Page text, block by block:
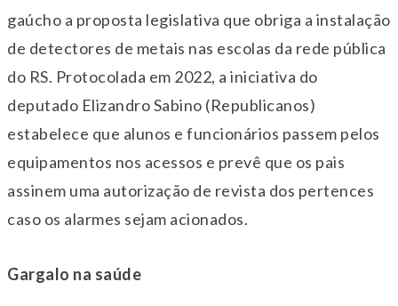
gaúcho a proposta legislativa que obriga a instalação
de detectores de metais nas escolas da rede pública
do RS. Protocolada em 2022, a iniciativa do
deputado Elizandro Sabino (Republicanos)
estabelece que alunos e funcionários passem pelos
equipamentos nos acessos e prevê que os pais
assinem uma autorização de revista dos pertences
caso os alarmes sejam acionados.
Gargalo na saúde